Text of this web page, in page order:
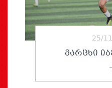
25/
ᲛᲐᲠᲪᲮᲘ